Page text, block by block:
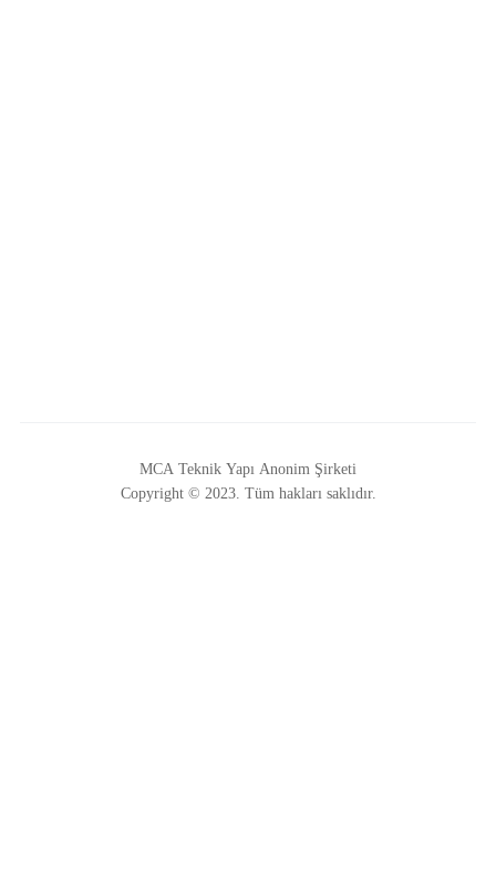
MCA Teknik Yapı Anonim Şirketi
Copyright © 2023. Tüm hakları saklıdır.